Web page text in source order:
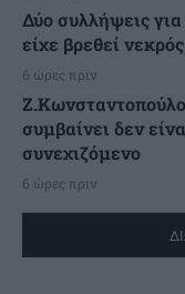
Δύο συλλήψεις
είχε βρεθεί
6 ώρες πριν
συμβαίνει δεν
συνεχιζόμενο
6 ώρες πριν